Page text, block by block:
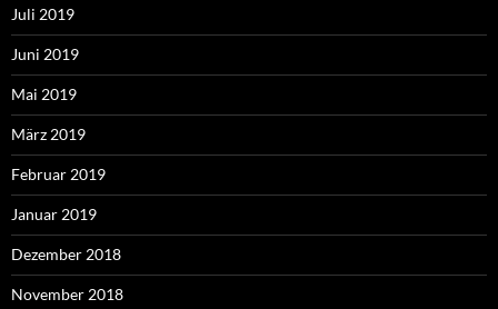
Juli 2019
Juni 2019
Mai 2019
März 2019
Februar 2019
Januar 2019
Dezember 2018
November 2018